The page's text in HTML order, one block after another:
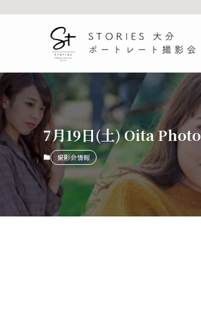
7月19日(土) Oita
撮影会情報